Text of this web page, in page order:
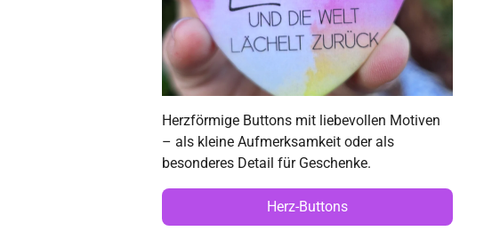
Herzförmige Buttons mit liebevollen Motiven
– als kleine Aufmerksamkeit oder als
besonderes Detail für Geschenke.
Herz-Buttons